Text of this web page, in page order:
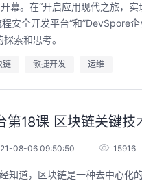
幕。在“开启应用现代之旅，
安全开发平台“和”DevSpore
索和思考。
链 敏捷开发 运维
第18课 区块链关键
08-06 09:50:50 15916
知道，区块链是一种去中心化